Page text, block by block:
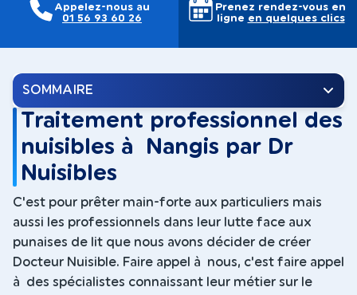
Appelez-nous au
01 56 93 60 26
Prenez rendez-vous en
ligne en quelques clics
SOMMAIRE
Traitement professionnel des
nuisibles à Nangis par Dr
Nuisibles
C'est pour prêter main-forte aux particuliers mais
aussi les professionnels dans leur lutte face aux
punaises de lit que nous avons décider de créer
Docteur Nuisible. Faire appel à nous, c'est faire appel
à des spécialistes connaissant leur métier sur le